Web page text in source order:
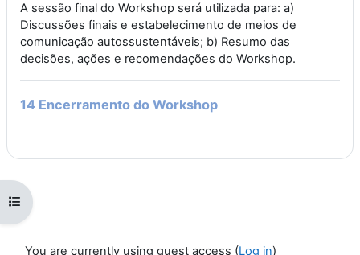
Open course index
A sessão final do Workshop será utilizada para: a)
Discussões finais e estabelecimento de meios de
comunicação autossustentáveis; b) Resumo das
decisões, ações e recomendações do Workshop.
14 Encerramento do Workshop
You are currently using guest access (Log in)